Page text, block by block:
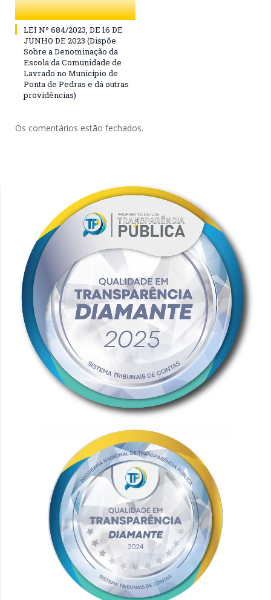
LEI Nº 684/2023, DE 16 DE
JUNHO DE 2023 (Dispõe
Sobre a Denominação da
Escola da Comunidade de
Lavrado no Município de
Ponta de Pedras e dá outras
providências)
Os comentários estão fechados.